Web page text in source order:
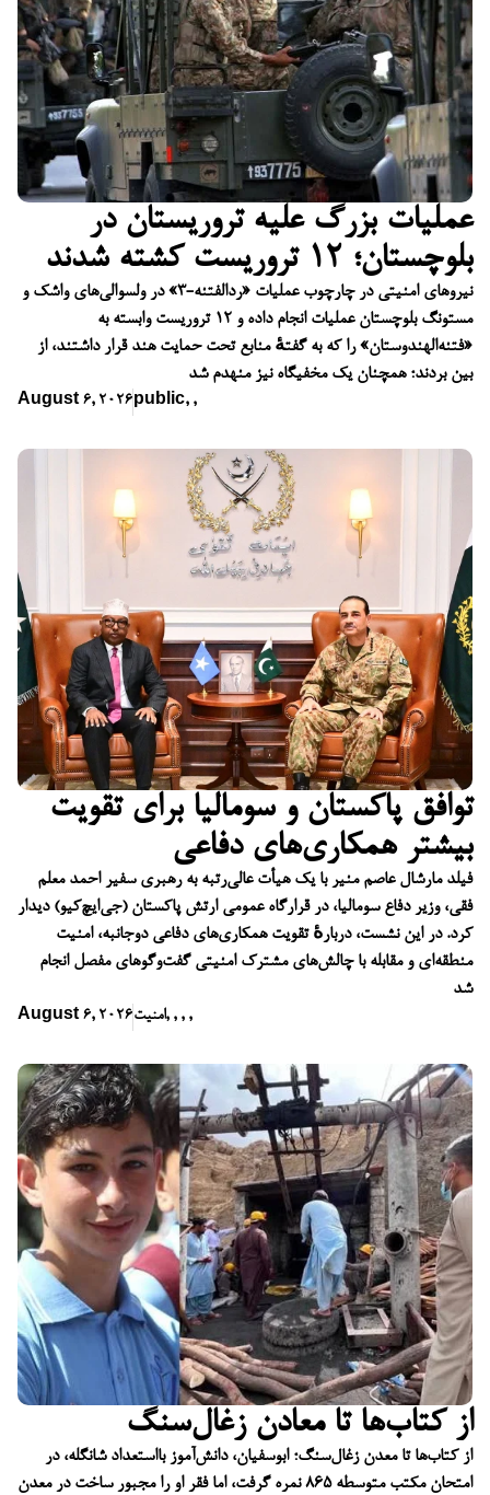
عملیات بزرگ علیه تروریستان در
بلوچستان؛ ۱۲ تروریست کشته شدند
نیروهای امنیتی در چارچوب عملیات «ردالفتنه-۳» در ولسوالی‌های واشک و
مستونگ بلوچستان عملیات انجام داده و ۱۲ تروریست وابسته به
«فتنه‌الهندوستان» را که به گفتهٔ منابع تحت حمایت هند قرار داشتند، از
بین بردند؛ همچنان یک مخفیگاه نیز منهدم شد
August 6, 2026 public, ,
توافق پاکستان و سومالیا برای تقویت
بیشتر همکاری‌های دفاعی
فیلد مارشال عاصم منیر با یک هیأت عالی‌رتبه به رهبری سفیر احمد معلم
فقی، وزیر دفاع سومالیا، در قرارگاه عمومی ارتش پاکستان (جی‌ایچ‌کیو) دیدار
کرد. در این نشست، دربارهٔ تقویت همکاری‌های دفاعی دوجانبه، امنیت
منطقه‌ای و مقابله با چالش‌های مشترک امنیتی گفت‌وگوهای مفصل انجام
شد
August 6, 2026امنیت, , , ,
از کتاب‌ها تا معادن زغال‌سنگ
از کتاب‌ها تا معدن زغال‌سنگ؛ ابوسفیان، دانش‌آموز بااستعداد شانگله، در
امتحان مکتب متوسطه ۸۶۵ نمره گرفت، اما فقر او را مجبور ساخت در معدن